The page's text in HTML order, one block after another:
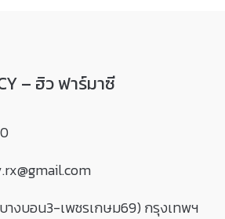
– ฮิว ฟาร์มาซี
างบอน3-เพชรเกษม69) กรุงเทพฯ